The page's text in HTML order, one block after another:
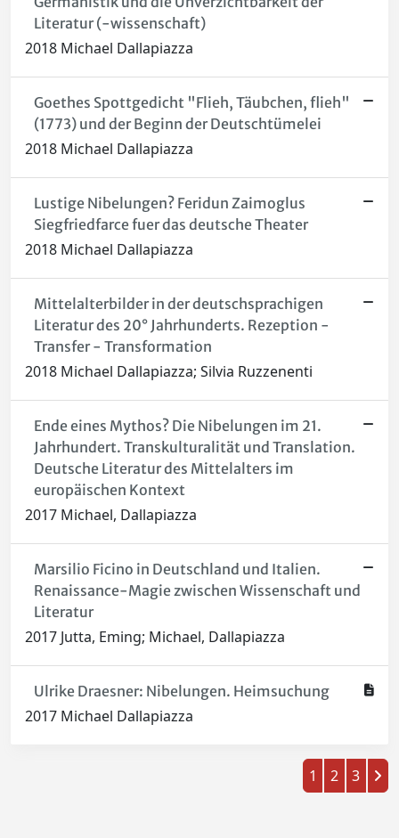
Literatur (-wissenschaft)
2018 Michael Dallapiazza
Goethes Spottgedicht "Flieh, Täubchen, flieh"
(1773) und der Beginn der Deutschtümelei
2018 Michael Dallapiazza
Lustige Nibelungen? Feridun Zaimoglus
Siegfriedfarce fuer das deutsche Theater
2018 Michael Dallapiazza
Mittelalterbilder in der deutschsprachigen
Literatur des 20° Jahrhunderts. Rezeption -
Transfer - Transformation
2018 Michael Dallapiazza; Silvia Ruzzenenti
Ende eines Mythos? Die Nibelungen im 21.
Jahrhundert. Transkulturalität und Translation.
Deutsche Literatur des Mittelalters im
europäischen Kontext
2017 Michael, Dallapiazza
Marsilio Ficino in Deutschland und Italien.
Renaissance-Magie zwischen Wissenschaft und
Literatur
2017 Jutta, Eming; Michael, Dallapiazza
Ulrike Draesner: Nibelungen. Heimsuchung
2017 Michael Dallapiazza
1 2 3